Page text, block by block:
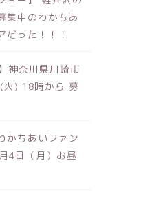
集中のわかちあ
だった！！！
神奈川県川崎市
) 18時から 募
かちあいファン
4日（月）お昼